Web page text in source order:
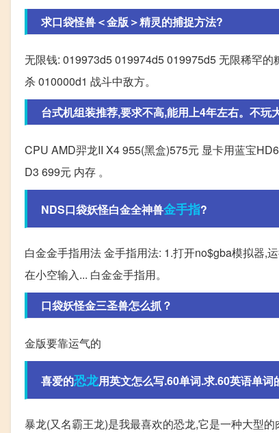
求口袋怪兽＜金版＞精灵的捕捉方法?
无限钱: 019973d5 019974d5 019975d5 无限稀罕
杀 010000d1 战斗中敌方。
台式机组装推荐,要求不高,能用上4年左右。不玩
CPU AMD羿龙II X4 955(黑盒)575元 显卡用蓝宝
D3 699元 内存 。
NDS口袋妖怪白金全神兽金手指?
白金金手指用法 金手指用法: 1.打开no$gba模拟器,
在小空输入... 白金金手指用。
口袋妖怪金三圣兽怎么抓？
金版要靠运气的
喜爱的恐龙用英文怎么写.60单词.求.60英语单词
暴龙(又名霸王龙)是我最喜欢的恐龙,它是一种大型